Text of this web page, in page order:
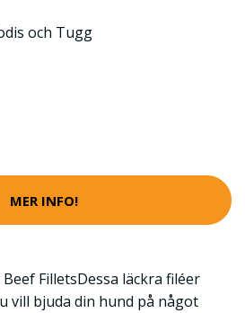
och Tugg
MER INFO!
FilletsDessa läckra filéer
vill bjuda din hund på något